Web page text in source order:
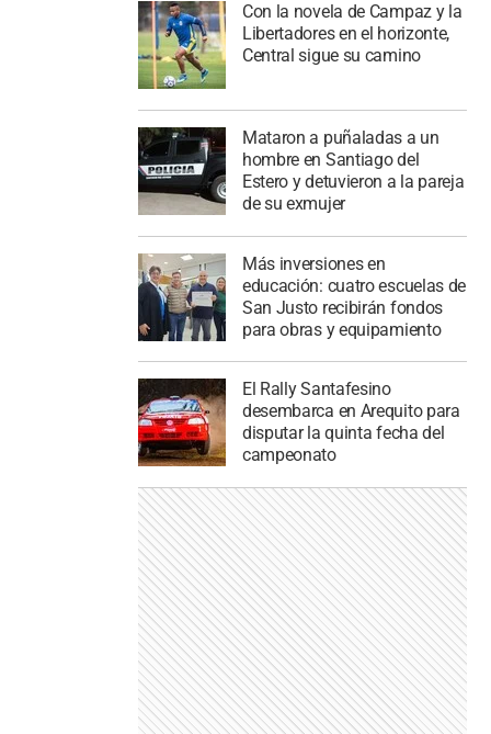
Con la novela de Campaz y la
Libertadores en el horizonte,
Central sigue su camino
Mataron a puñaladas a un
hombre en Santiago del
Estero y detuvieron a la pareja
de su exmujer
Más inversiones en
educación: cuatro escuelas de
San Justo recibirán fondos
para obras y equipamiento
El Rally Santafesino
desembarca en Arequito para
disputar la quinta fecha del
campeonato